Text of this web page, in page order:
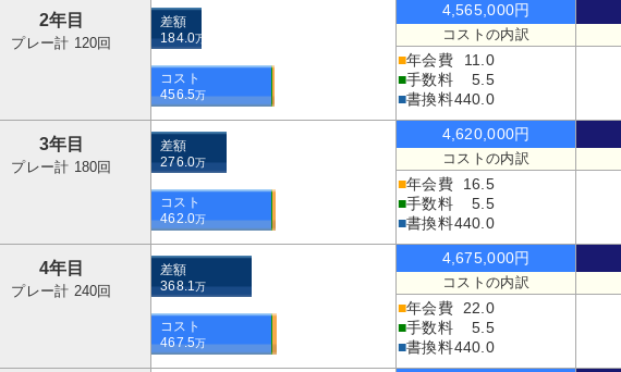
2年目
プレー計 120回
差額
184.0万
コスト
456.5万
4,565,000円
コストの内訳
■年会費
11.0
■手数料
5.5
■書換料440.0
3年目
プレー計 180回
差額
276.0万
コスト
462.0万
4,620,000円
コストの内訳
■年会費
16.5
■手数料
5.5
■書換料440.0
4年目
プレー計 240回
差額
368.1万
コスト
467.5万
4,675,000円
コストの内訳
■年会費
22.0
■手数料
5.5
■書換料440.0